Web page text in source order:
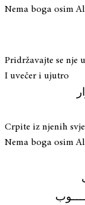
Nema boga osim
Pridržavajte se nje
I uvečer i ujutro
Crpite iz njenih
Nema boga osim